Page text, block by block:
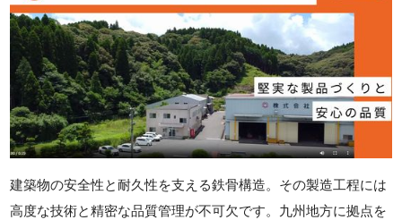
建築物の安全性と耐久性を支える鉄骨構造。その製造工程には
高度な技術と精密な品質管理が不可欠です。九州地方に拠点を